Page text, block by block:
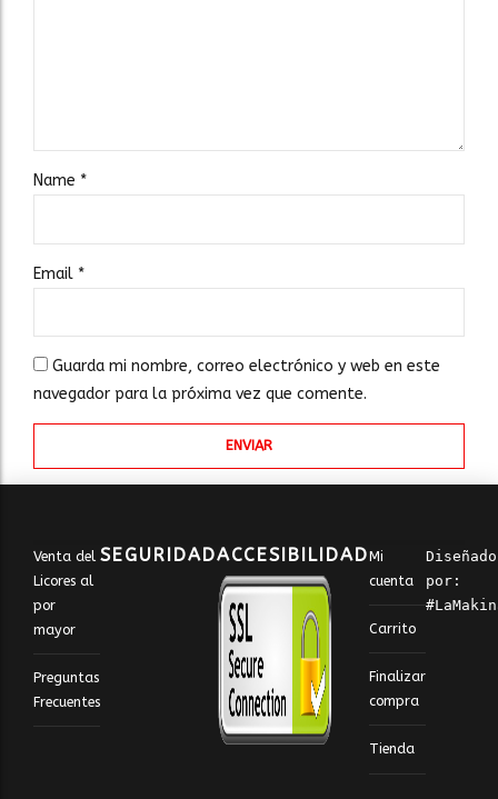
Name *
Email *
Guarda mi nombre, correo electrónico y web en este
navegador para la próxima vez que comente.
Venta del
Licores al
por
mayor
Preguntas
Frecuentes
SEGURIDADACCESIBILIDADMi
cuenta
Carrito
Finalizar
compra
Tienda
Diseñado
por: